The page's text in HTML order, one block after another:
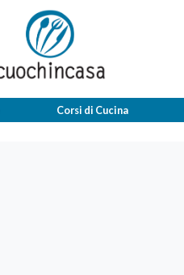
Corsi di Cucina